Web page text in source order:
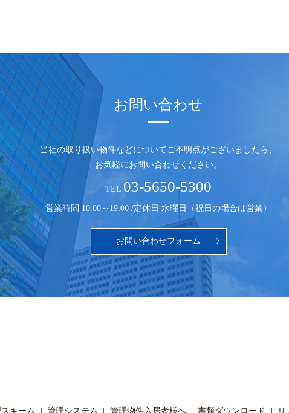
お問い合わせ
当社の取り扱い物件などについてご不明点がございましたら、
お気軽にお問い合わせください。
TEL 03-5650-5300
営業時間 10:00～19:00 /定休日 水曜日（祝日の場合は営業）
お問い合わせフォーム
キーム 管理システム 管理物件入居者様へ 書類ダウンロード リ